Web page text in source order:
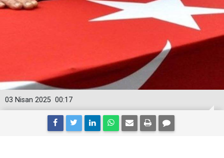
00:17
03 Nisan 2025